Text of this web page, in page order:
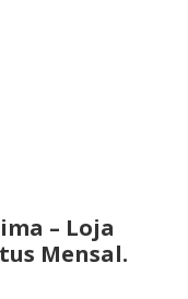
– Loja
Mensal.